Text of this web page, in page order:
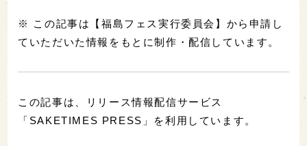
※ この記事は【福島フェス実行委員会】から申請し
ていただいた情報をもとに制作・配信しています。
この記事は、リリース情報配信サービス
「SAKETIMES PRESS」を利用しています。